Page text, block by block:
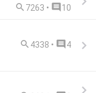
 7263 •  10
 4338 •  4